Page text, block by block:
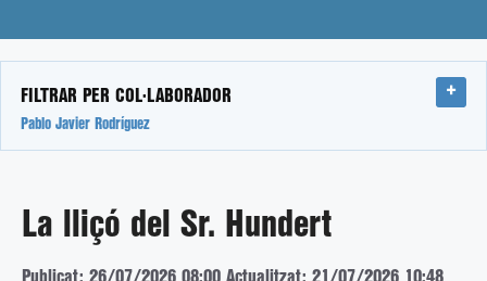
FILTRAR PER COL·LABORADOR
Pablo Javier Rodríguez
La lliçó del Sr. Hundert
Publicat: 26/07/2026 08:00 Actualitzat: 21/07/2026 10:48